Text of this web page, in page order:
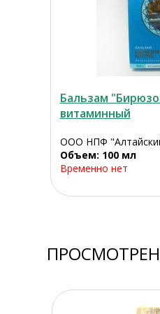
Бальзам
витаминный
ООО НПФ
Объем: 100 мл
Временно нет